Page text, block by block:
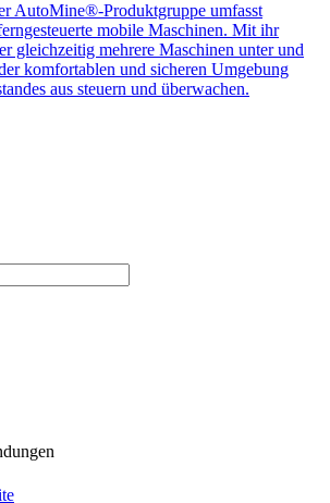
AutoMine®-Produktgruppe umfasst
mobile Maschinen. Mit ihr
gleichzeitig mehrere Maschinen unter und
komfortablen und sicheren Umgebung
aus steuern und überwachen.